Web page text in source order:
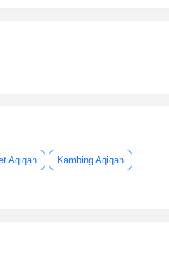
Aqiqah Kambing Aqiqah